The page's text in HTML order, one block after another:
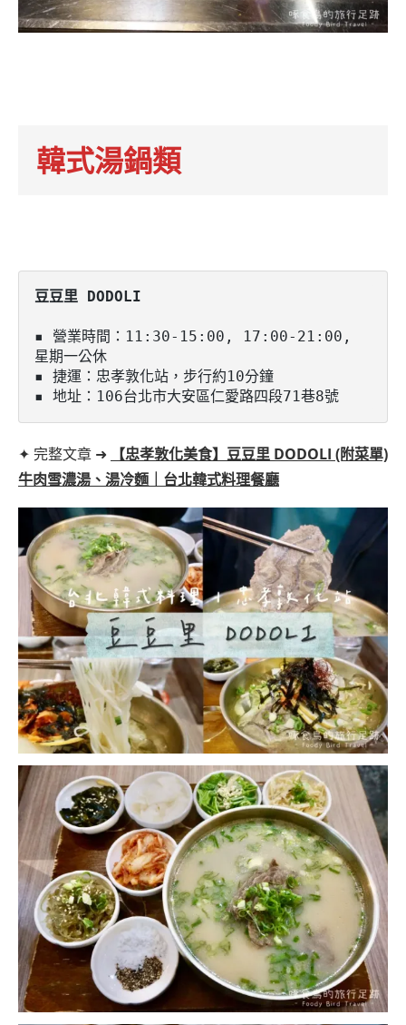
韓式湯鍋類
▪️ 營業時間：11:30-15:00, 17:00-21:00,
星期一公休
▪️ 捷運：忠孝敦化站，步行約10分鐘
▪️ 地址：106台北市大安區仁愛路四段71巷8號
✦ 完整文章 ➜
【忠孝敦化美食】豆豆里 DODOLI (附菜單)
牛肉雪濃湯、湯冷麵｜台北韓式料理餐廳